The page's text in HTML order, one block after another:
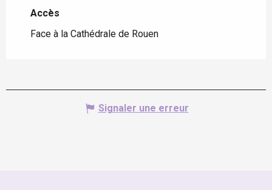
Accès
Accès
Face à la Cathédrale de Rouen
Signaler une erreur